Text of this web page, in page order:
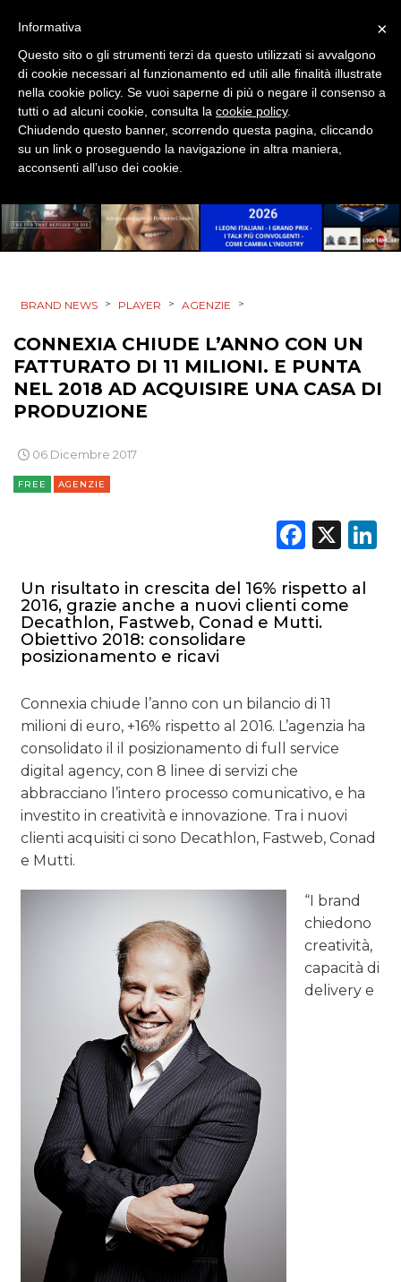
ESTERNA
RADIO / AUDIO
TV
RICERCHE
PREVISIONI/SCENARI
BRAND NEWS > PLAYER > AGENZIE >
CONNEXIA CHIUDE L’ANNO CON UN
FATTURATO DI 11 MILIONI. E PUNTA
NEL 2018 AD ACQUISIRE UNA CASA DI
PRODUZIONE
06 Dicembre 2017
FREE AGENZIE
X
Un risultato in crescita del 16% rispetto al
2016, grazie anche a nuovi clienti come
Decathlon, Fastweb, Conad e Mutti.
Obiettivo 2018: consolidare
posizionamento e ricavi
Connexia chiude l’anno con un bilancio di 11
milioni di euro, +16% rispetto al 2016. L’agenzia ha
consolidato il il posizionamento di full service
digital agency, con 8 linee di servizi che
abbracciano l’intero processo comunicativo, e ha
investito in creatività e innovazione. Tra i nuovi
clienti acquisiti ci sono Decathlon, Fastweb, Conad
e Mutti.
“I brand
chiedono
creatività,
capacità di
delivery e
×
Informativa
Questo sito o gli strumenti terzi da questo utilizzati si avvalgono
di cookie necessari al funzionamento ed utili alle finalità illustrate
nella cookie policy. Se vuoi saperne di più o negare il consenso a
tutti o ad alcuni cookie, consulta la cookie policy.
Chiudendo questo banner, scorrendo questa pagina, cliccando
su un link o proseguendo la navigazione in altra maniera,
acconsenti all’uso dei cookie.